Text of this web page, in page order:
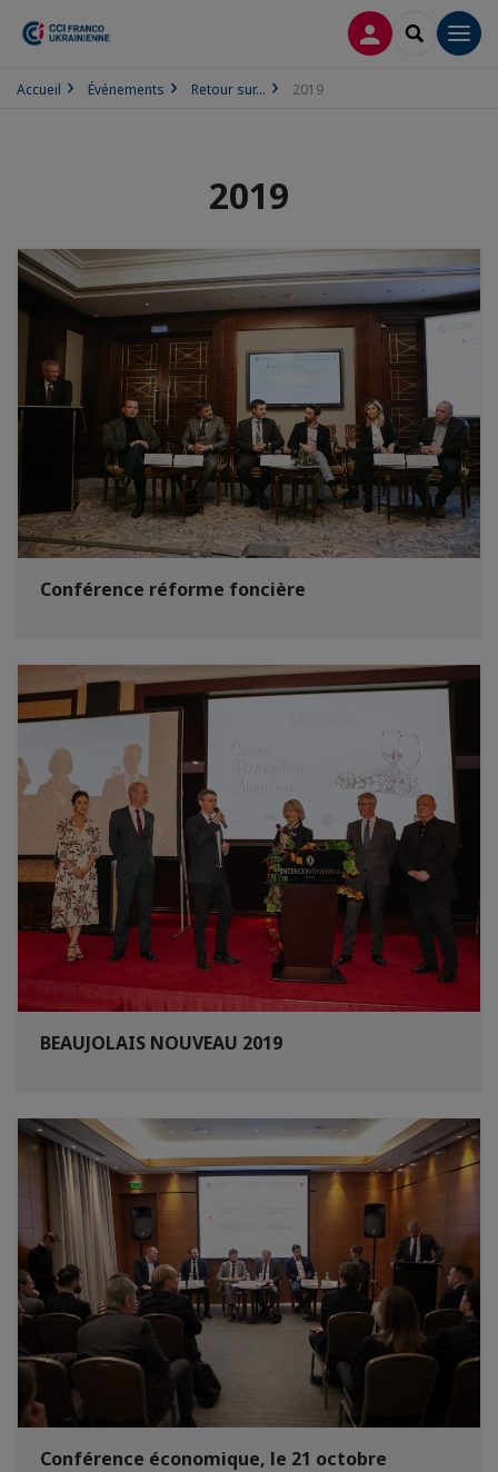
CONNEXION
Accueil Événements Retour sur... 2019
2019
Conférence réforme foncière
BEAUJOLAIS NOUVEAU 2019
Conférence économique, le 21 octobre